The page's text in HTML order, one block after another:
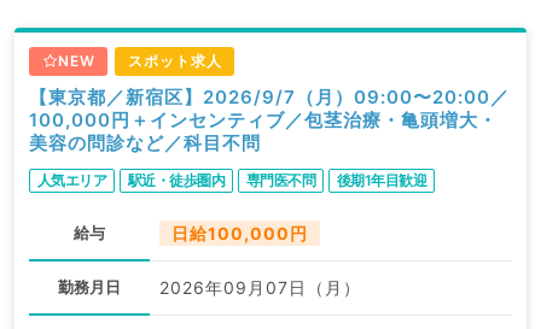
NEW スポット求人
【東京都／新宿区】2026/9/7（月）09:00〜20:00／
100,000円＋インセンティブ／包茎治療・亀頭増大・
美容の問診など／科目不問
人気エリア 駅近・徒歩圏内 専門医不問 後期1年目歓迎
給与 日給100,000円
勤務月日 2026年09月07日（月）